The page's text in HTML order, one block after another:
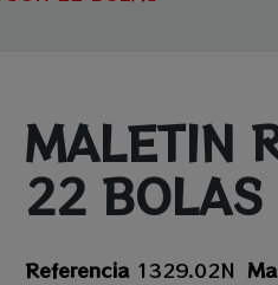
MALETIN
22 BOLAS
Referencia 1329.02N